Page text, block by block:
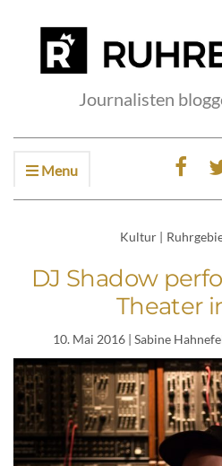
Journalisten
Menu
Kultur |
DJ Shadow
Theater
10. Mai 2016| Sabine